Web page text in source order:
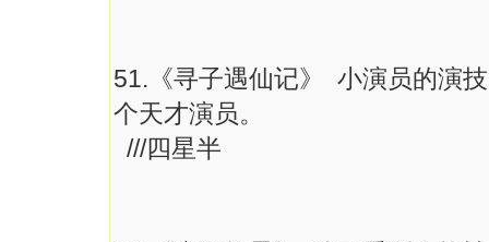
51.《寻子遇仙记》 小演员的演
个天才演员。
///四星半